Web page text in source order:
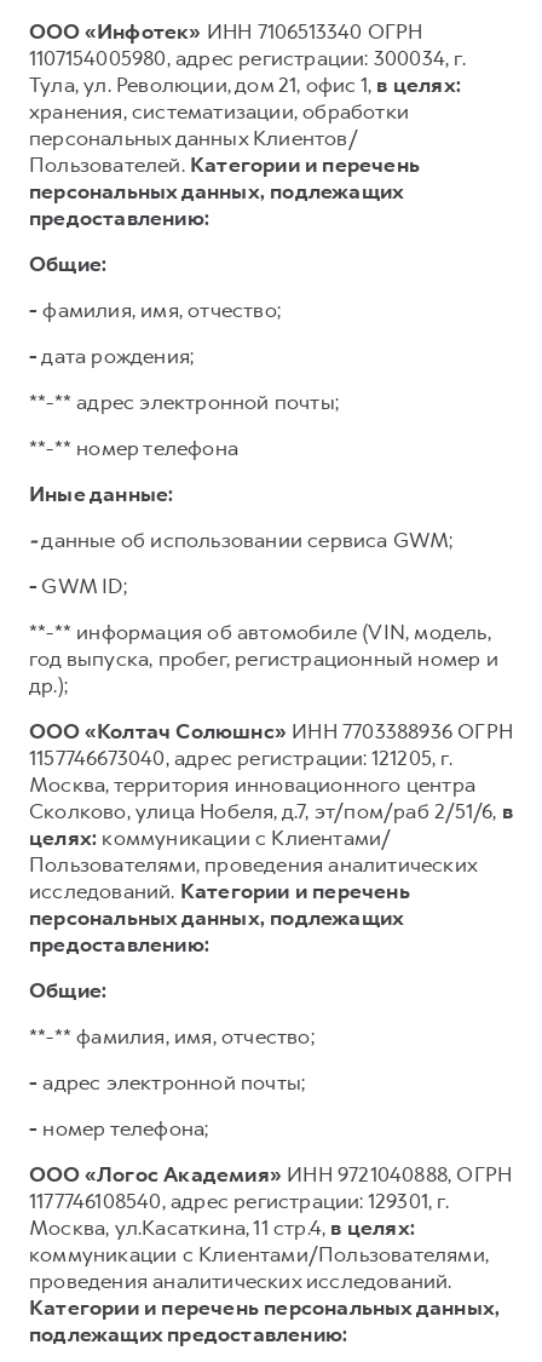
ООО «Инфотек» ИНН 7106513340 ОГРН
1107154005980, адрес регистрации: 300034, г.
Тула, ул. Революции, дом 21, офис 1, в целях:
хранения, систематизации, обработки
персональных данных Клиентов/
Пользователей. Категории и перечень
персональных данных, подлежащих
предоставлению:
Общие:
- фамилия, имя, отчество;
-дата рождения;
**-** адрес электронной почты;
**-** номер телефона
Иные данные:
-данные об использовании сервиса GWM;
- GWM ID;
**-** информация об автомобиле (VIN, модель,
год выпуска, пробег, регистрационный номер и
др.);
ООО «Колтач Солюшнс» ИНН 7703388936 ОГРН
1157746673040, адрес регистрации: 121205, г.
Москва, территория инновационного центра
Сколково, улица Нобеля, д.7, эт/пом/раб 2/51/6, в
целях: коммуникации с Клиентами/
Пользователями, проведения аналитических
исследований. Категории и перечень
персональных данных, подлежащих
предоставлению:
Общие:
**-** фамилия, имя, отчество;
- адрес электронной почты;
- номер телефона;
ООО «Логос Академия» ИНН 9721040888, ОГРН
1177746108540, адрес регистрации: 129301, г.
Москва, ул.Касаткина, 11 стр.4, в целях:
коммуникации с Клиентами/Пользователями,
проведения аналитических исследований.
Категории и перечень персональных данных,
подлежащих предоставлению: